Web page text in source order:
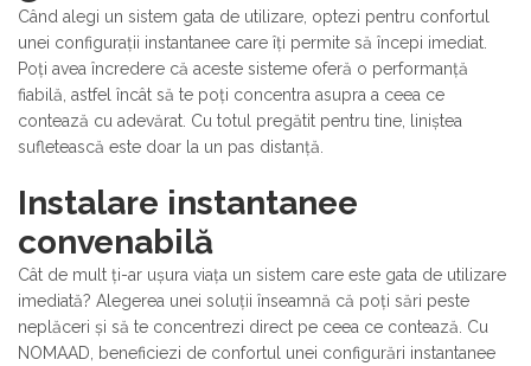
Când alegi un sistem gata de utilizare, optezi pentru confortul
unei configurații instantanee care îți permite să începi imediat.
Poți avea încredere că aceste sisteme oferă o performanță
fiabilă, astfel încât să te poți concentra asupra a ceea ce
contează cu adevărat. Cu totul pregătit pentru tine, liniștea
sufletească este doar la un pas distanță.
Instalare instantanee
convenabilă
Cât de mult ți-ar ușura viața un sistem care este gata de utilizare
imediată? Alegerea unei soluții înseamnă că poți sări peste
neplăceri și să te concentrezi direct pe ceea ce contează. Cu
NOMAAD, beneficiezi de confortul unei configurări instantanee